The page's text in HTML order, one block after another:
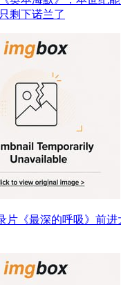
剩下诺兰了
片《最深的呼吸》前